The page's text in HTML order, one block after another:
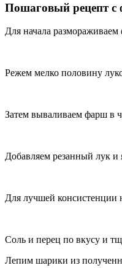
Пошаговый рецепт с
Для начала
Режем мелко половину
Затем вываливаем фарш в
Добавляем резанный лук и
Для лучшей консистенции
Соль и перец по вкусу и
Лепим шарики из